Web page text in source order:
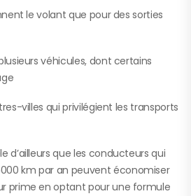
le volant que pour des sorties
véhicules, dont certains
villes qui privilégient les transports
d’ailleurs que les conducteurs qui
km par an peuvent économiser
prime en optant pour une formule